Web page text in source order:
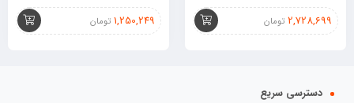
2,728,699 تومان 1,250,249 تومان
دسترسی سریع